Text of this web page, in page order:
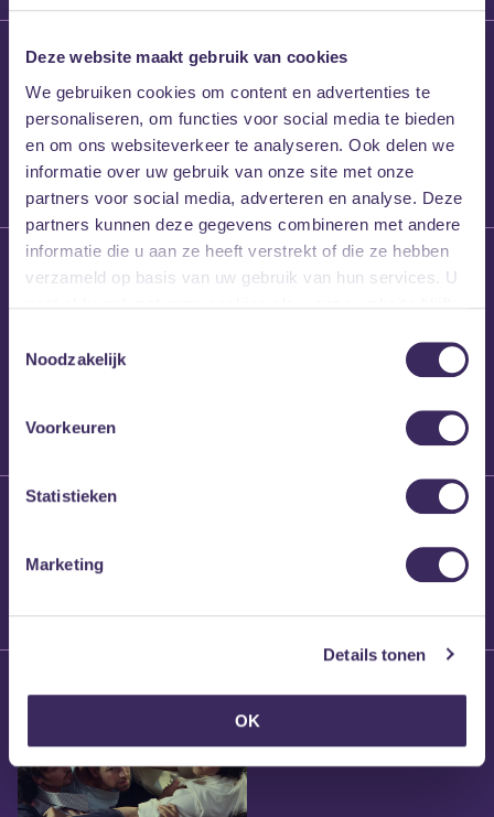
Deze website maakt gebruik van cookies
We gebruiken cookies om content en advertenties te
personaliseren, om functies voor social media te bieden
en om ons websiteverkeer te analyseren. Ook delen we
informatie over uw gebruik van onze site met onze
partners voor social media, adverteren en analyse. Deze
partners kunnen deze gegevens combineren met andere
informatie die u aan ze heeft verstrekt of die ze hebben
verzameld op basis van uw gebruik van hun services. U
Noodzakelijk
Voorkeuren
Statistieken
Marketing
Details tonen
OK
27 maart 2026
Willem’s Blog:
Frans Kalf
26 maart 2026
Willem’s Blog: High
Brennt Vanneste
Willem’s Blog: Ão